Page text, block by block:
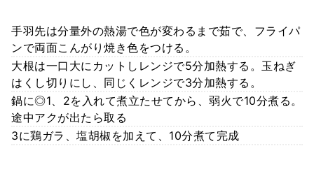
手羽先は分量外の熱湯で色が変わるまで茹で、フライパ
ンで両面こんがり焼き色をつける。
大根は一口大にカットしレンジで5分加熱する。玉ねぎ
はくし切りにし、同じくレンジで3分加熱する。
鍋に◎1、2を入れて煮立たせてから、弱火で10分煮る。
途中アクが出たら取る
3に鶏ガラ、塩胡椒を加えて、10分煮て完成